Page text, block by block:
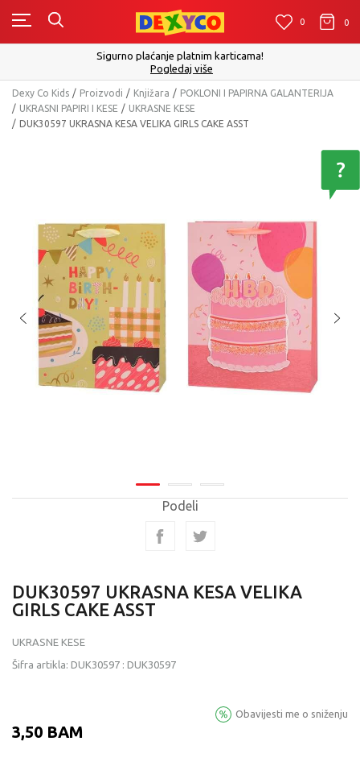
0 0
Sigurno plaćanje platnim karticama!
Pogledaj više
Dexy Co Kids Proizvodi Knjižara
POKLONI I PAPIRNA GALANTERIJA
UKRASNI PAPIRI I KESE
UKRASNE KESE
DUK30597 UKRASNA KESA VELIKA GIRLS CAKE ASST
Podeli
DUK30597 UKRASNA KESA VELIKA
GIRLS CAKE ASST
UKRASNE KESE
Šifra artikla: DUK30597 : DUK30597
3,50 BAM
Obavijesti me o sniženju